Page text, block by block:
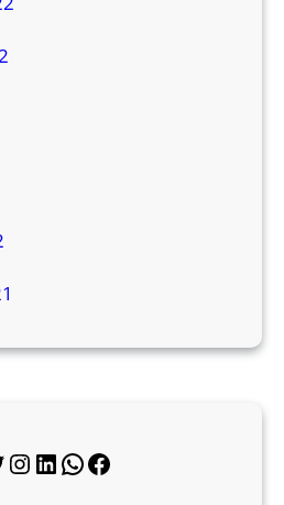
InstagramLinkedIn WhatsApp Facebook